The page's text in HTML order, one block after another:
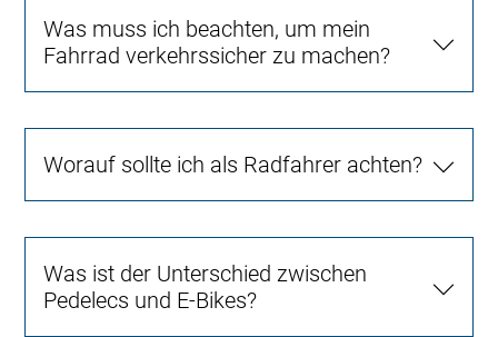
Was muss ich beachten, um mein
Fahrrad verkehrssicher zu machen?
Worauf sollte ich als Radfahrer achten?
Was ist der Unterschied zwischen
Pedelecs und E-Bikes?